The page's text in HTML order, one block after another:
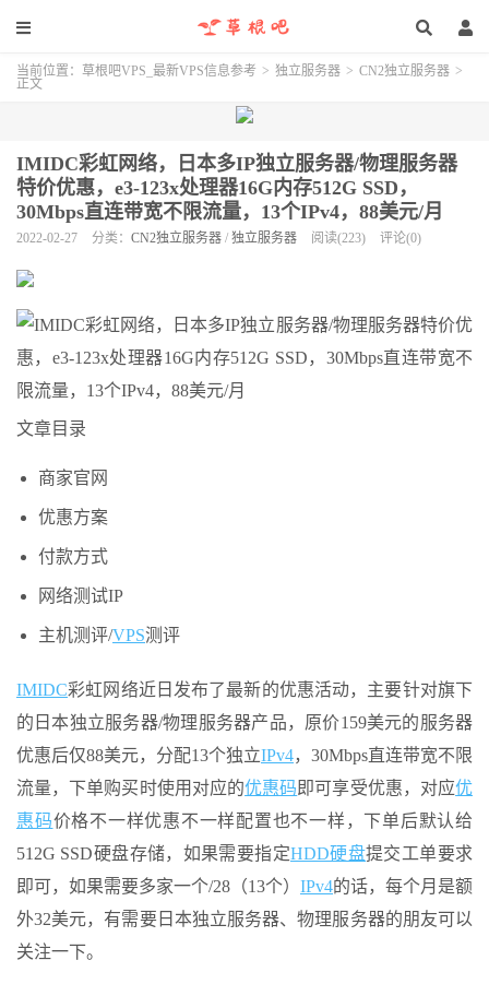
当前位置： 草根吧VPS_最新VPS信息参考 > 独立服务器 > CN2独立服务器 >
正文
IMIDC彩虹网络，日本多IP独立服务器/物理服务器
特价优惠，e3-123x处理器16G内存512G SSD，
30Mbps直连带宽不限流量，13个IPv4，88美元/月
2022-02-27 分类： CN2独立服务器 / 独立服务器 阅读(223) 评论(0)
文章目录
商家官网
优惠方案
付款方式
网络测试IP
主机测评/VPS测评
IMIDC彩虹网络近日发布了最新的优惠活动，主要针对旗下
的日本独立服务器/物理服务器产品，原价159美元的服务器
优惠后仅88美元，分配13个独立IPv4，30Mbps直连带宽不限
流量，下单购买时使用对应的优惠码 即可享受优惠，对应优
惠码价格不一样优惠不一样配置也不一样，下单后默认给
512G SSD硬盘存储，如果需要指定HDD硬盘提交工单要求
即可，如果需要多家一个/28（13个） IPv4的话，每个月是额
外32美元，有需要日本独立服务器、物理服务器的朋友可以
关注一下。